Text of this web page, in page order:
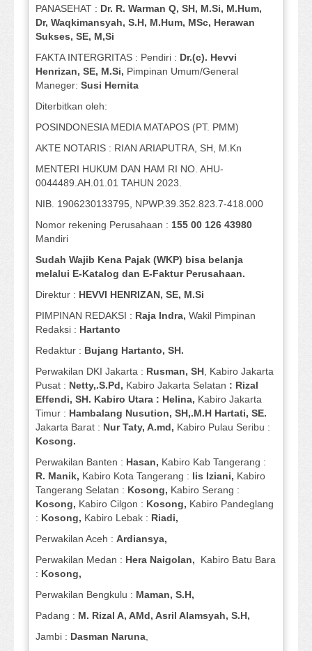
PANASEHAT : Dr. R. Warman Q, SH, M.Si, M.Hum,
Dr, Waqkimansyah, S.H, M.Hum, MSc, Herawan
Sukses, SE, M,Si
FAKTA INTERGRITAS : Pendiri : Dr.(c). Hevvi
Henrizan, SE, M.Si, Pimpinan Umum/General
Maneger: Susi Hernita
Diterbitkan oleh:
POSINDONESIA MEDIA MATAPOS (PT. PMM)
AKTE NOTARIS : RIAN ARIAPUTRA, SH, M.Kn
MENTERI HUKUM DAN HAM RI NO. AHU-
0044489.AH.01.01 TAHUN 2023.
NIB. 1906230133795, NPWP.39.352.823.7-418.000
Nomor rekening Perusahaan : 155 00 126 43980
Mandiri
Sudah Wajib Kena Pajak (WKP) bisa belanja
melalui E-Katalog dan E-Faktur Perusahaan.
Direktur : HEVVI HENRIZAN, SE, M.Si
PIMPINAN REDAKSI : Raja Indra, Wakil Pimpinan
Redaksi : Hartanto
Redaktur : Bujang Hartanto, SH.
Perwakilan DKI Jakarta : Rusman, SH, Kabiro Jakarta
Pusat : Netty,.S.Pd, Kabiro Jakarta Selatan : Rizal
Effendi, SH. Kabiro Utara : Helina, Kabiro Jakarta
Timur : Hambalang Nusution, SH,.M.H Hartati, SE.
Jakarta Barat : Nur Taty, A.md, Kabiro Pulau Seribu :
Kosong.
Perwakilan Banten : Hasan, Kabiro Kab Tangerang :
R. Manik, Kabiro Kota Tangerang : Iis Iziani, Kabiro
Tangerang Selatan : Kosong, Kabiro Serang :
Kosong, Kabiro Cilgon : Kosong, Kabiro Pandeglang
: Kosong, Kabiro Lebak : Riadi,
Perwakilan Aceh : Ardiansya,
Perwakilan Medan : Hera Naigolan, Kabiro Batu Bara
: Kosong,
Perwakilan Bengkulu : Maman, S.H,
Padang : M. Rizal A, AMd, Asril Alamsyah, S.H,
Jambi : Dasman Naruna,